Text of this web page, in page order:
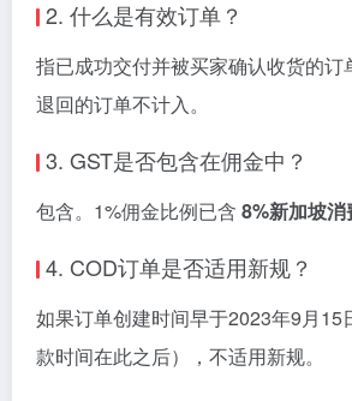
2. 什么是有效订单？
指已成功交付并被买家确认收货的订
退回的订单不计入。
3. GST是否包含在佣金中？
包含。 1%佣金比例已含 8%新加坡消
4. COD订单是否适用新规？
如果订单创建时间早于2023年9月15
款时间在此之后）， 不适用新规。